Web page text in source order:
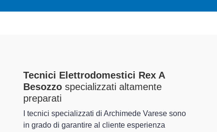
Tecnici Elettrodomestici Rex A
Besozzo specializzati altamente
preparati
I tecnici specializzati di Archimede Varese sono
in grado di garantire al cliente esperienza